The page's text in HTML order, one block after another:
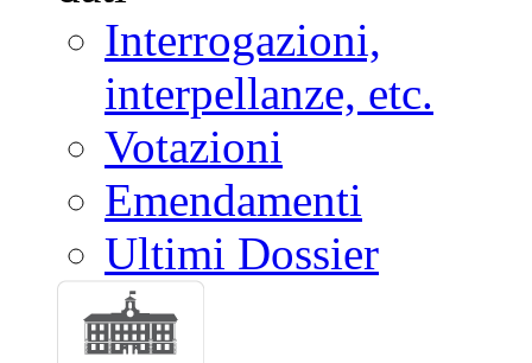
Interrogazioni,
interpellanze, etc.
Votazioni
Emendamenti
Ultimi Dossier